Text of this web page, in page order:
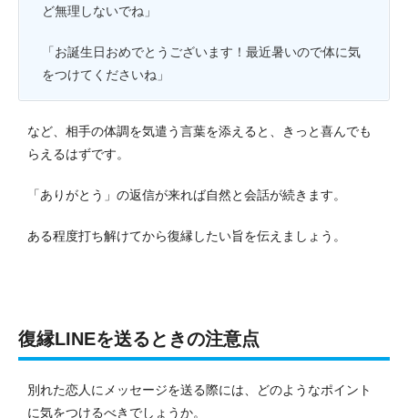
ど無理しないでね」
「お誕生日おめでとうございます！最近暑いので体に気
をつけてくださいね」
など、相手の体調を気遣う言葉を添えると、きっと喜んでも
らえるはずです。
「ありがとう」の返信が来れば自然と会話が続きます。
ある程度打ち解けてから復縁したい旨を伝えましょう。
復縁LINEを送るときの注意点
別れた恋人にメッセージを送る際には、どのようなポイント
に気をつけるべきでしょうか。